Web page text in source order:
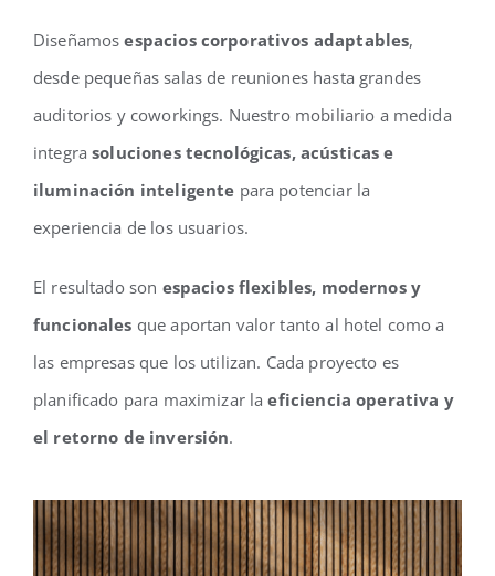
Diseñamosespacios corporativos adaptables,
desde pequeñas salas de reuniones hasta grandes
auditorios y coworkings. Nuestro mobiliario a medida
integrasoluciones tecnológicas, acústicas e
iluminación inteligente para potenciar la
experiencia de los usuarios.
El resultado son espacios flexibles, modernos y
funcionales que aportan valor tanto al hotel como a
las empresas que los utilizan. Cada proyecto es
planificado para maximizar laeficiencia operativa y
el retorno de inversión.